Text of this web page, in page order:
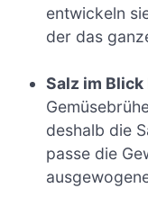
entwickeln
der das
Salz im
deshalb die
passe die